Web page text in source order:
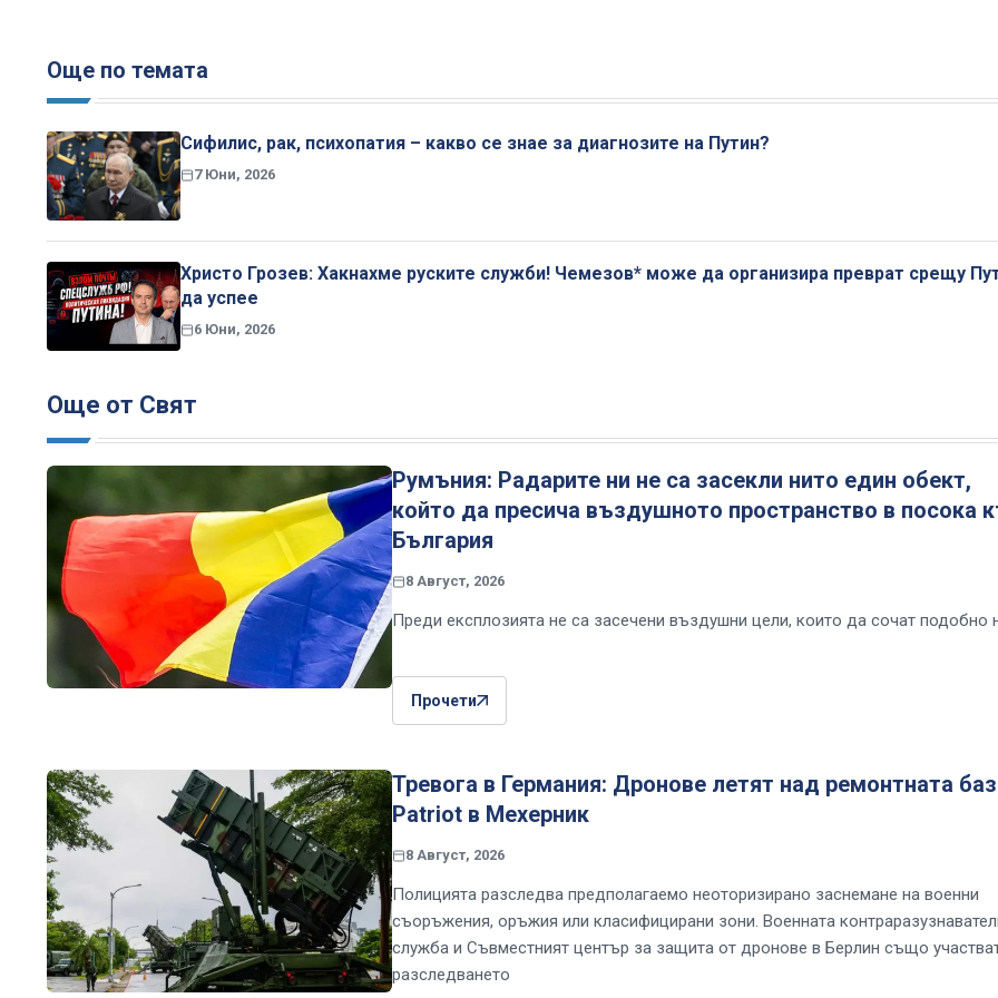
Още по темата
Сифилис, рак, психопатия – какво се знае за диагнозите на Путин?
7 Юни, 2026
Христо Грозев: Хакнахме руските служби! Чемезов* може да организира преврат срещу
да успее
6 Юни, 2026
Още от Свят
Румъния: Радарите ни не са засекли нито един обект,
който да пресича въздушното пространство в посока
България
8 Август, 2026
Преди експлозията не са засечени въздушни цели, които да сочат подобно
Прочети
Тревога в Германия: Дронове летят над ремонтната
Patriot в Мехерник
8 Август, 2026
Полицията разследва предполагаемо неоторизирано заснемане на военни
съоръжения, оръжия или класифицирани зони. Военната
служба и Съвместният център за защита от дронове в Берлин също
разследването